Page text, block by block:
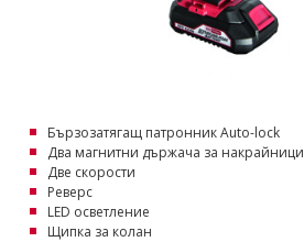
Бързозатягащ патронник Auto-lock
Два магнитни държача за накрайници
Две скорости
Реверс
LED осветление
Щипка за колан